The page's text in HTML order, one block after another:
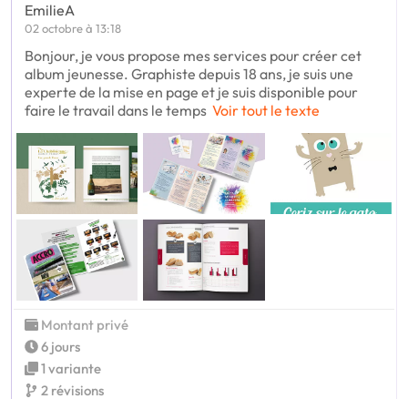
EmilieA
02 octobre à 13:18
Bonjour, je vous propose mes services pour créer cet
album jeunesse. Graphiste depuis 18 ans, je suis une
experte de la mise en page et je suis disponible pour
faire le travail dans le temps Voir tout le texte
Montant privé
6 jours
1 variante
2 révisions